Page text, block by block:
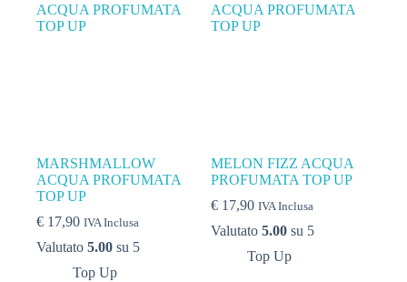
MARSHMALLOW
ACQUA PROFUMATA
TOP UP
€ 17,90 IVA Inclusa
Valutato 5.00 su 5
Top Up
MELON FIZZ ACQUA
PROFUMATA TOP UP
€ 17,90 IVA Inclusa
Valutato5.00 su 5
Top Up